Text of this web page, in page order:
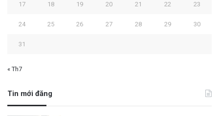
17 18 19 20 21 22 23
24 25 26 27 28 29 30
31
« Th7
Tin mới đăng